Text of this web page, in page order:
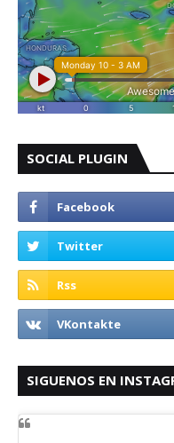
SOCIAL PLUGIN
SIGUENOS EN